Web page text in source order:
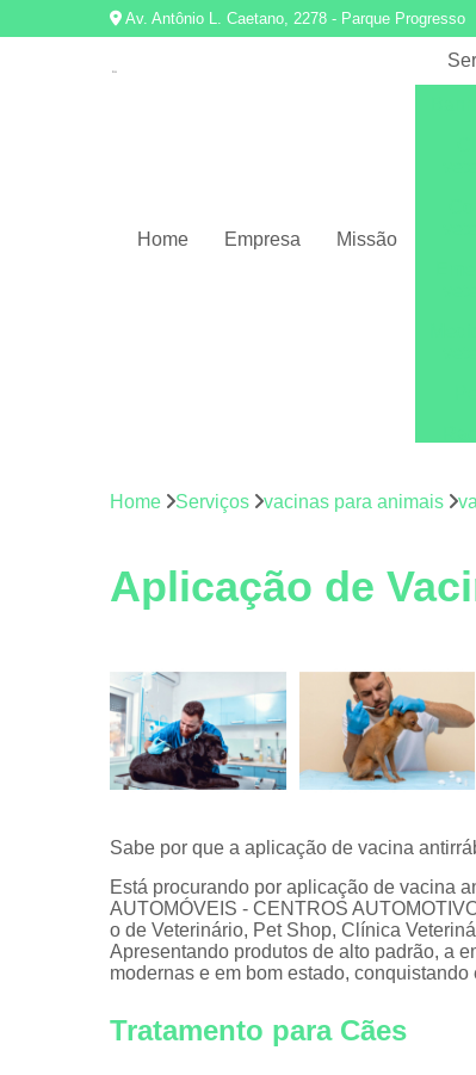
Av. Antônio L. Caetano, 2278 - Parque Progresso
Home Empresa Missão
Home Serviços vacinas para animais
Aplicação de
Sabe por que a aplicação de vacina
Está procurando por aplicação de vacina
AUTOMÓVEIS - CENTROS
o de Veterinário, Pet Shop, Clínica
Apresentando produtos de alto padrão, a
modernas e em bom estado,
Tratamento para Cães